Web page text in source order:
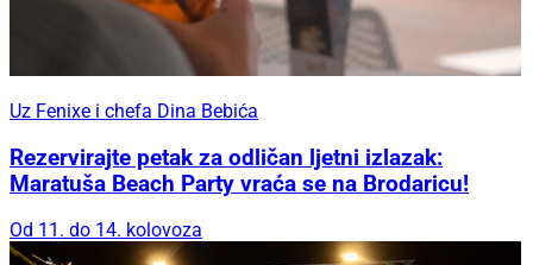
Uz Fenixe i chefa Dina Bebića
Rezervirajte petak za odličan ljetni izlazak:
Maratuša Beach Party vraća se na Brodaricu!
Od 11. do 14. kolovoza